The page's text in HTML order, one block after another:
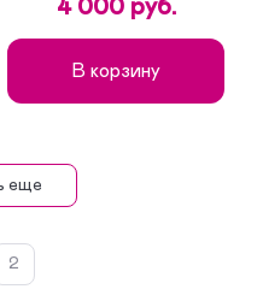
4 000 руб.
В корзину
еще
2